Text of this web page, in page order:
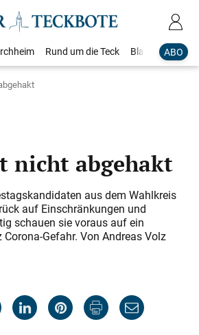
ABO
Rund um die Teck Blaulicht
nicht abgehakt
aus dem Wahlkreis
auf Einschränkungen und
schauen sie voraus auf ein
Gefahr. Von Andreas Volz